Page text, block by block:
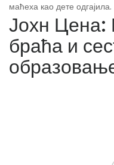
маћеха као дете одгајила.
Јохн Цена:
браћа и